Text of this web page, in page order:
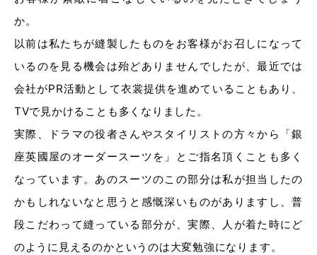
か。
以前は私たちが縫製したものをお客様がお召しになって
いるのを見る機会は殆どありませんでしたが、最近では
会社がPR活動として衣裳提供を進めていることもあり、
TVで見かけることも多くなりました。
実際、ドラマの役者さんやスタイリストの方々から「銀
座英國屋のオーダースーツを」とご指名頂くことも多く
なっています。あのスーツのこの部分は私が担当したの
かもしれないなと思うと感慨深いものがありますし、普
段こだわって縫っている部分が、実際、人が着た時にど
のように見えるのかというのは大変勉強になります。